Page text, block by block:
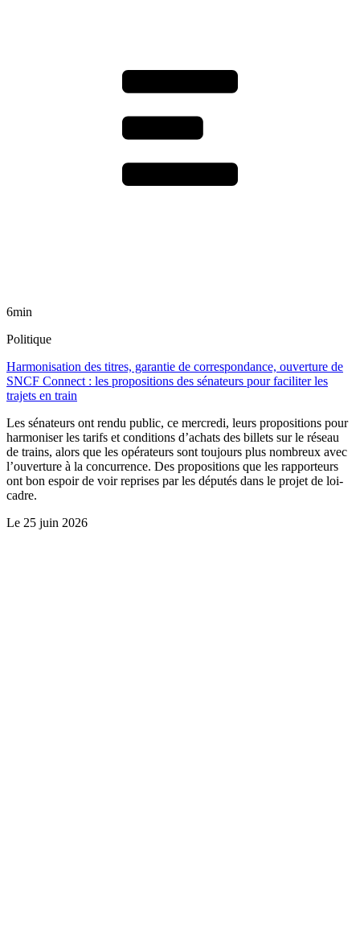
6min
Politique
Harmonisation des titres, garantie de correspondance, ouverture de
SNCF Connect : les propositions des sénateurs pour faciliter les
trajets en train
Les sénateurs ont rendu public, ce mercredi, leurs propositions pour
harmoniser les tarifs et conditions d’achats des billets sur le réseau
de trains, alors que les opérateurs sont toujours plus nombreux avec
l’ouverture à la concurrence. Des propositions que les rapporteurs
ont bon espoir de voir reprises par les députés dans le projet de loi-
cadre.
Le 25 juin 2026